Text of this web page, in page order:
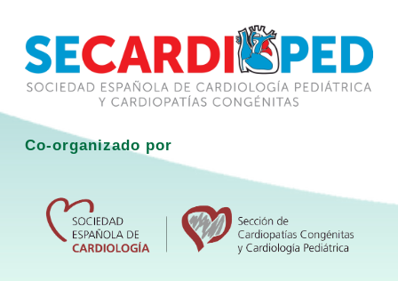
Co-organizado por